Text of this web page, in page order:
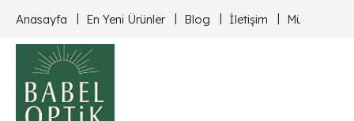
Anasayfa En Yeni Ürünler Blog İletişim Müşteri